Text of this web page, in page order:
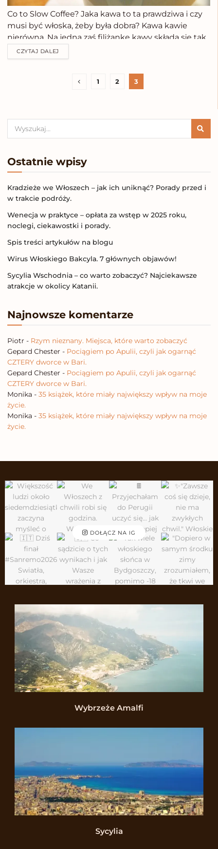
Co to Slow Coffee? Jaka kawa to ta prawdziwa i czy
musi być włoska, żeby była dobra? Kawa kawie
nierówna. Na jedną zaś filiżankę kawy składa się tak
wiele różnych czynników, że picie tego cudownego
naparu to samo w sobie już celebracja! Na początek
CZYTAJ DALEJ
1 2 3
Ostatnie wpisy
Kradzieże we Włoszech – jak ich uniknąć? Porady przed i
w trakcie podróży.
Wenecja w praktyce – opłata za wstęp w 2025 roku,
noclegi, ciekawostki i porady.
Spis treści artykułów na blogu
Wirus Włoskiego Bakcyla. 7 głównych objawów!
Sycylia Wschodnia – co warto zobaczyć? Najciekawsze
atrakcje w okolicy Katanii.
Najnowsze komentarze
Piotr - Rzym nieznany. Miejsca, które warto zobaczyć
Gepard Chester - Pociągiem po Apulii, czyli jak ogarnąć
CZTERY dworce w Bari.
Gepard Chester - Pociągiem po Apulii, czyli jak ogarnąć
CZTERY dworce w Bari.
Monika - 35 książek, które miały największy wpływ na moje
życie.
Monika - 35 książek, które miały największy wpływ na moje
życie.
DOŁĄCZ NA IG
Wybrzeże Amalfi
Sycylia